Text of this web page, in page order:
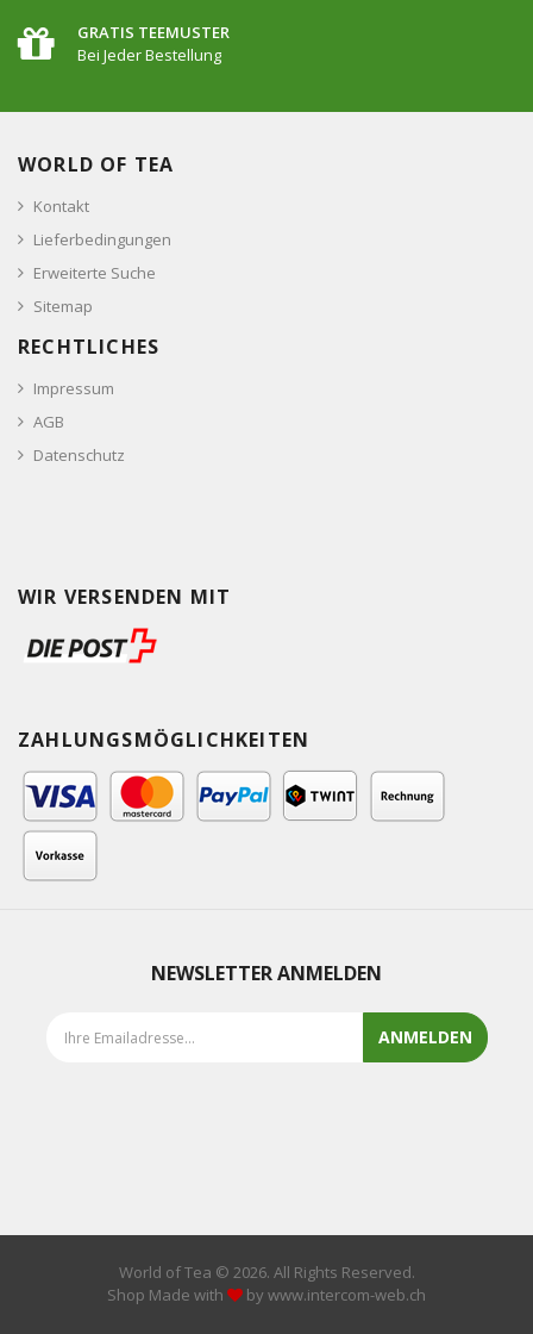
GRATIS TEEMUSTER
Bei Jeder Bestellung
WORLD OF TEA
Kontakt
Lieferbedingungen
Erweiterte Suche
Sitemap
RECHTLICHES
Impressum
AGB
Datenschutz
WIR VERSENDEN MIT
ZAHLUNGSMÖGLICHKEITEN
NEWSLETTER ANMELDEN
ANMELDEN
World of Tea © 2026. All Rights Reserved.
Shop Made with
by www.intercom-web.ch